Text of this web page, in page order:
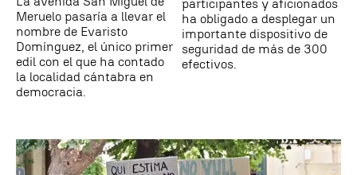
Meruelo pasaría a llevar el
nombre de Evaristo
Domínguez, el único primer
edil con el que ha contado
la localidad cántabra en
democracia.
participantes y aficionados
ha obligado a desplegar un
importante dispositivo de
seguridad de más de 300
efectivos.